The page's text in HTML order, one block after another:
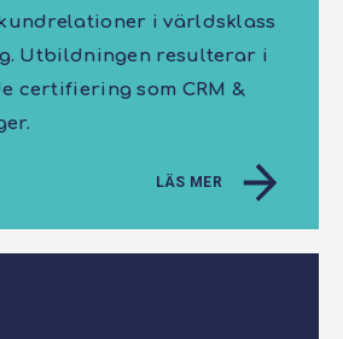
i världsklass
Utbildningen resulterar i
certifiering som CRM &
LÄS MER